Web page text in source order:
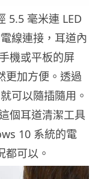
5.5 毫米連 LED
線連接，耳道內
機或平板的屏
更加方便。透過
可以隨插隨用。
個耳道清潔工具
10 系統的電
可以。